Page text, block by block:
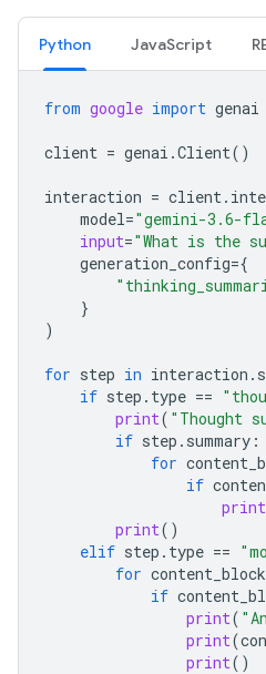
Python JavaScript
from google import genai
client = genai .Client()
interaction = client.
model="gemini-3.6-
input="What is the
generation_config={
}
)
for step in interaction .
if step . type ==
print( "Thought
if step . summary :
for
if
print
print()
elif step . type ==
for content_block
if
print(
print(
print()